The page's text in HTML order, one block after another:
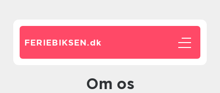
FERIEBIKSEN.dk
Om os